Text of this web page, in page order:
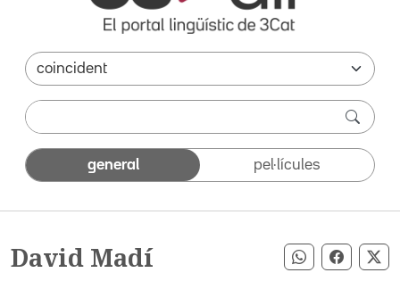
general pel·lícules
David Madí Compartir